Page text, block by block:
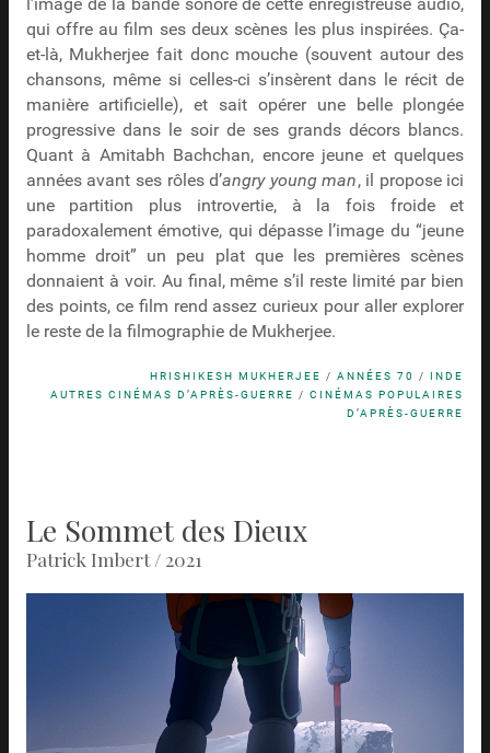
l’image de la bande sonore de cette enregistreuse audio,
qui offre au film ses deux scènes les plus inspirées. Ça-
et-là, Mukherjee fait donc mouche (souvent autour des
chansons, même si celles-ci s’insèrent dans le récit de
manière artificielle), et sait opérer une belle plongée
progressive dans le soir de ses grands décors blancs.
Quant à Amitabh Bachchan, encore jeune et quelques
années avant ses rôles d’angry young man, il propose ici
une partition plus introvertie, à la fois froide et
paradoxalement émotive, qui dépasse l’image du “jeune
homme droit” un peu plat que les premières scènes
donnaient à voir. Au final, même s’il reste limité par bien
des points, ce film rend assez curieux pour aller explorer
le reste de la filmographie de Mukherjee.
HRISHIKESH MUKHERJEE /ANNÉES 70 /INDE
AUTRES CINÉMAS D’APRÈS-GUERRE /CINÉMAS POPULAIRES
D’APRÈS-GUERRE
Le Sommet des Dieux
Patrick Imbert / 2021